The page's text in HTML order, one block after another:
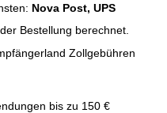
Nova Post, UPS
Bestellung berechnet.
Zollgebühren
bis zu 150 €